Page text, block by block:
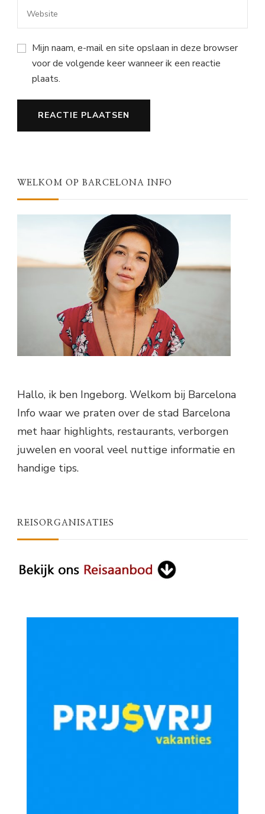
Mijn naam, e-mail en site opslaan in deze browser
voor de volgende keer wanneer ik een reactie
plaats.
WELKOM OP BARCELONA INFO
Hallo, ik ben Ingeborg. Welkom bij Barcelona
Info waar we praten over de stad Barcelona
met haar highlights, restaurants, verborgen
juwelen en vooral veel nuttige informatie en
handige tips.
REISORGANISATIES